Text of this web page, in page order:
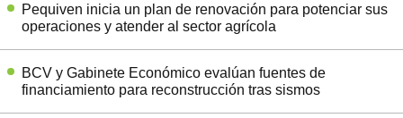
Pequiven inicia un plan de renovación para potenciar sus
operaciones y atender al sector agrícola
BCV y Gabinete Económico evalúan fuentes de
financiamiento para reconstrucción tras sismos